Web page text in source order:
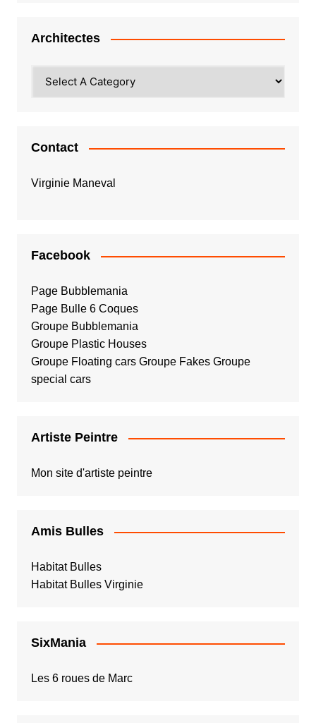
Architectes
Contact
Virginie Maneval
Facebook
Page Bubblemania
Page Bulle 6 Coques
Groupe Bubblemania
Groupe Plastic Houses
Groupe Floating cars Groupe Fakes Groupe
special cars
Artiste Peintre
Mon site d'artiste peintre
Amis Bulles
Habitat Bulles
Habitat Bulles Virginie
SixMania
Les 6 roues de Marc